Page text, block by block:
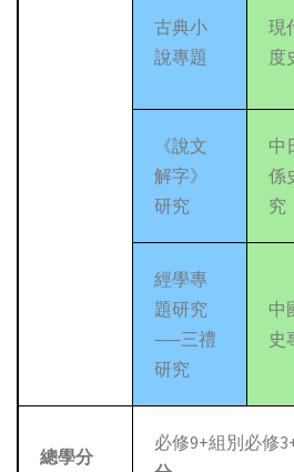
古典小
說專題
現
度
《說文
解字》
研究
中
係
究
經學專
題研究
——三禮
研究
中
史
總學分
必修9+組別必修